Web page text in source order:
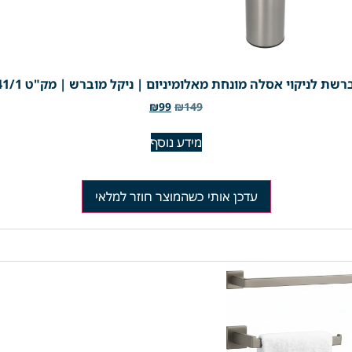
לניקוי אסלה מונחת מאלומיניום | ניקל מוברש | מק"ט 741/1
₪149
₪99
מידע נוסף
עדכן אותי כשהמוצר חוזר למלאי